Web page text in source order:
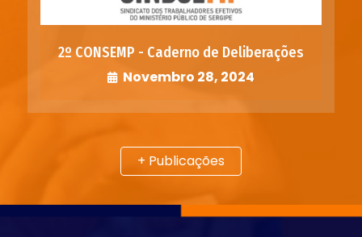
2º CONSEMP - Caderno de Deliberações
Novembro 28, 2024
+ Publicações